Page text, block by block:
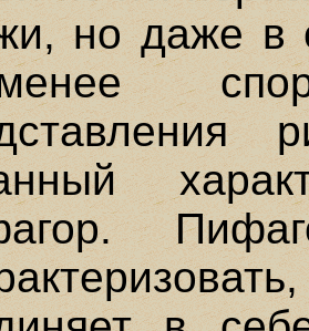
но даже в